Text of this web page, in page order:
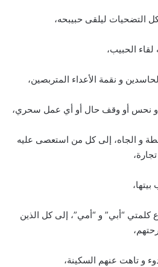
التضحيات ليلقى حبيبحه،
الحبيب،
و نقمة الأعداء المتربصين،
نحس أو وقف حال أو أي عمل سحري،
و الجاه، إلى كل من استعصى عليه
“أبي” و “أمي”، إلى كل الذين
و تاهت عنهم السكينة،